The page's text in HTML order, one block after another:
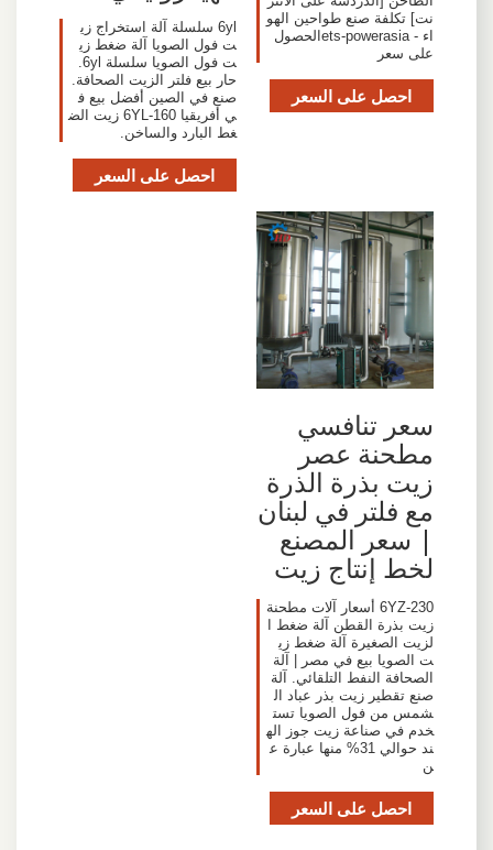
نت] تكلفة صنع طواحين الهو
اء - ets-powerasiaالحصول
على سعر
احصل على السعر
6yl سلسلة آلة استخراج زي
ت فول الصويا آلة ضغط زي
ت فول الصويا سلسلة 6yl.
حار بيع فلتر الزيت الصحافة.
صنع في الصين أفضل بيع ف
ي أفريقيا 6YL-160 زيت الض
غط البارد والساخن.
احصل على السعر
سعر تنافسي
مطحنة عصر
زيت بذرة الذرة
مع فلتر في لبنان
| سعر المصنع
لخط إنتاج زيت
6YZ-230 أسعار آلات مطحنة
زيت بذرة القطن آلة ضغط ا
لزيت الصغيرة آلة ضغط زي
ت الصويا بيع في مصر | آلة
الصحافة النفط التلقائي. آلة
صنع تقطير زيت بذر عباد ال
شمس من فول الصويا تست
خدم في صناعة زيت جوز اله
ند حوالي 31% منها عبارة ع
ن
احصل على السعر